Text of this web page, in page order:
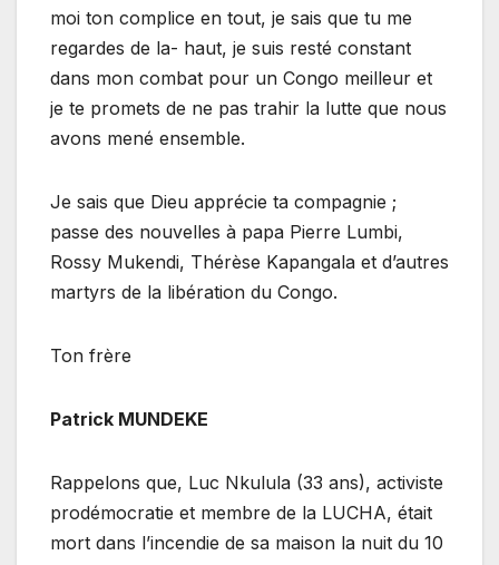
moi ton complice en tout, je sais que tu me
regardes de la- haut, je suis resté constant
dans mon combat pour un Congo meilleur et
je te promets de ne pas trahir la lutte que nous
avons mené ensemble.
Je sais que Dieu apprécie ta compagnie ;
passe des nouvelles à papa Pierre Lumbi,
Rossy Mukendi, Thérèse Kapangala et d’autres
martyrs de la libération du Congo.
Ton frère
Patrick MUNDEKE
Rappelons que, Luc Nkulula (33 ans), activiste
prodémocratie et membre de la LUCHA, était
mort dans l’incendie de sa maison la nuit du 10